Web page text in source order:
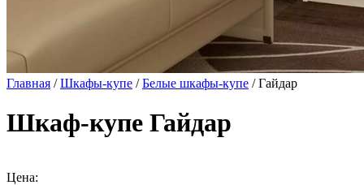
Главная /Шкафы-купе /Белые шкафы-купе / Гайдар
Шкаф-купе Гайдар
Цена: